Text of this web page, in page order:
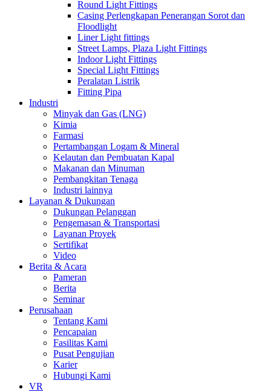
Round Light Fittings
Casing Perlengkapan Penerangan Sorot dan
Floodlight
Liner Light fittings
Street Lamps, Plaza Light Fittings
Indoor Light Fittings
Special Light Fittings
Peralatan Listrik
Fitting Pipa
Industri
Minyak dan Gas (LNG)
Kimia
Farmasi
Pertambangan Logam & Mineral
Kelautan dan Pembuatan Kapal
Makanan dan Minuman
Pembangkitan Tenaga
Industri lainnya
Layanan & Dukungan
Dukungan Pelanggan
Pengemasan & Transportasi
Layanan Proyek
Sertifikat
Video
Berita & Acara
Pameran
Berita
Seminar
Perusahaan
Tentang Kami
Pencapaian
Fasilitas Kami
Pusat Pengujian
Karier
Hubungi Kami
VR